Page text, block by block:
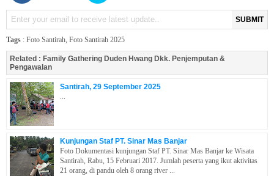
SUBMIT
Tags : Foto Santirah, Foto Santirah 2025
Related : Family Gathering Duden Hwang Dkk. Penjemputan &
Pengawalan
Santirah, 29 September 2025
...
Kunjungan Staf PT. Sinar Mas Banjar
Foto Dokumentasi kunjungan Staf PT. Sinar Mas Banjar ke Wisata
Santirah, Rabu, 15 Februari 2017. Jumlah peserta yang ikut aktivitas
21 orang, di pandu oleh 8 orang river ...